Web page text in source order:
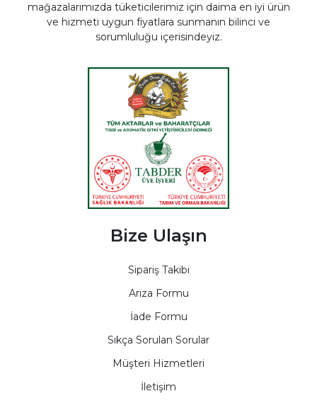
mağazalarımızda tüketicilerimiz için daima en iyi ürün
ve hizmeti uygun fiyatlara sunmanın bilinci ve
sorumluluğu içerisindeyiz.
Bize Ulaşın
Sipariş Takibi
Arıza Formu
İade Formu
Sıkça Sorulan Sorular
Müşteri Hizmetleri
İletişim